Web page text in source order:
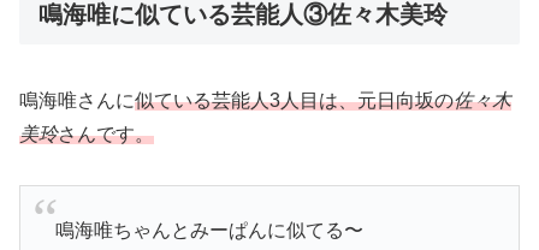
鳴海唯に似ている芸能人③佐々木美玲
鳴海唯さんに似ている芸能人3人目は、元日向坂の佐々木
美玲さんです。
鳴海唯ちゃんとみーぱんに似てる〜